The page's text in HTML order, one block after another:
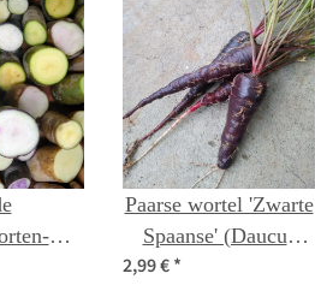
mix
Paarse wortel 'Zwarte
Spaanse' (Daucus
carota) zaden
2,99 €*